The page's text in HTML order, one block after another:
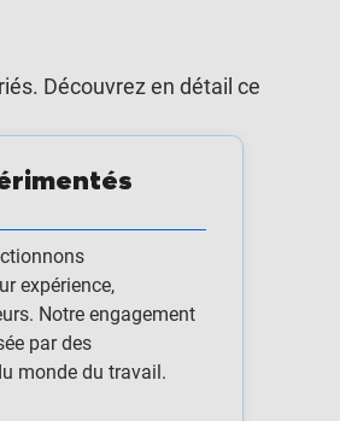
Découvrez en détail ce
expérience,
Notre engagement
par des
monde du travail.